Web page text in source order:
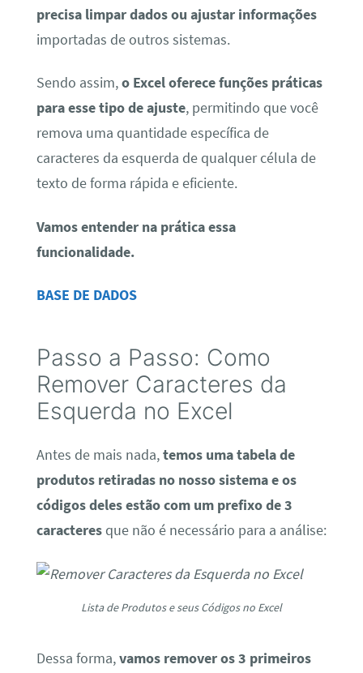
precisa limpar dados ou ajustar informações
importadas de outros sistemas.
Sendo assim,o Excel oferece funções práticas
para esse tipo de ajuste, permitindo que você
remova uma quantidade específica de
caracteres da esquerda de qualquer célula de
texto de forma rápida e eficiente.
Vamos entender na prática essa
funcionalidade.
BASE DE DADOS
Passo a Passo: Como
Remover Caracteres da
Esquerda no Excel
Antes de mais nada,temos uma tabela de
produtos retiradas no nosso sistema e os
códigos deles estão com um prefixo de 3
caracteresque não é necessário para a análise:
Lista de Produtos e seus Códigos no Excel
Dessa forma,vamos remover os 3 primeiros